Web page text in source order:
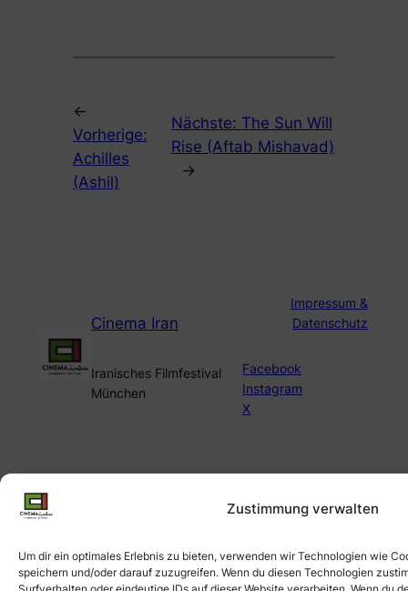
Zustimmung verwalten
Um dir ein optimales Erlebnis zu bieten, verwenden wir Technologien wie
speichern und/oder darauf zuzugreifen. Wenn du diesen Technologien
←
Vorherige:
Achilles
(Ashil)
Nächste: The Sun Will
Rise (Aftab Mishavad)
→
Cinema Iran
Iranisches Filmfestival
München
Impressum &
Datenschutz
Facebook
Instagram
X